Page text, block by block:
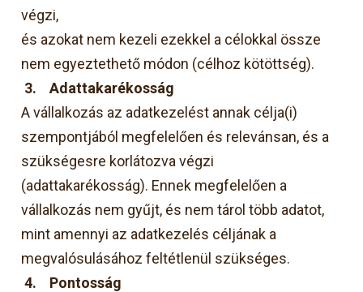
végzi,
és azokat nem kezeli ezekkel a célokkal össze
nem egyeztethető módon (célhoz kötöttség).
3.Adattakarékosság
A vállalkozás az adatkezelést annak célja(i)
szempontjából megfelelően és relevánsan, és a
szükségesre korlátozva végzi
(adattakarékosság). Ennek megfelelően a
vállalkozás nem gyűjt, és nem tárol több adatot,
mint amennyi az adatkezelés céljának a
megvalósulásához feltétlenül szükséges.
4. Pontosság